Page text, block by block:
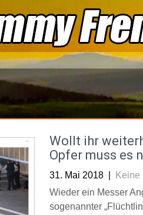
Wollt ihr
Opfer muss es
31. Mai 2018
Keine
Wieder ein Messer
sogenannter